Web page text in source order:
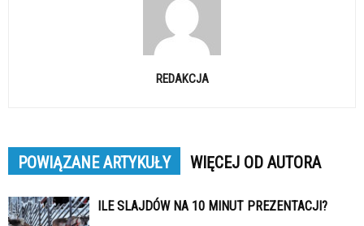
REDAKCJA
POWIĄZANE ARTYKUŁY WIĘCEJ OD AUTORA
ILE SLAJDÓW NA 10 MINUT PREZENTACJI?